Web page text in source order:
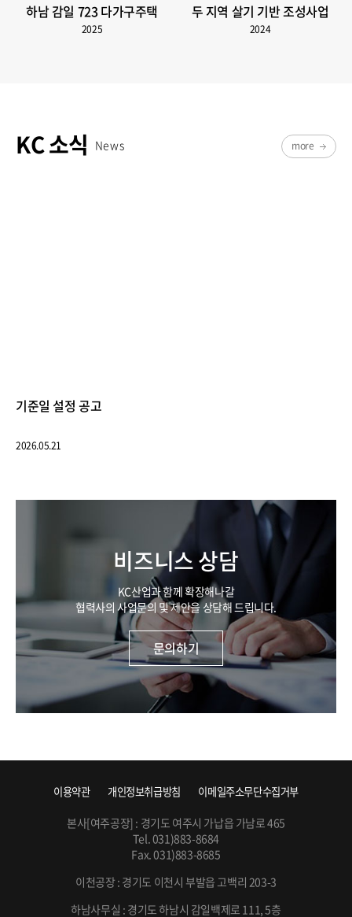
하남 감일 723 다가구주택
2025
두 지역 살기 기반 조성사업
2024
KC 소식 News more
기준일 설정 공고
2026.05.21
비즈니스 상담
KC산업과 함께 확장해나갈
협력사의 사업문의 및 제안을 상담해 드립니다.
문의하기
이용약관 개인정보취급방침 이메일주소무단수집거부
본사[여주공장] : 경기도 여주시 가납읍 가남로 465
Tel. 031)883-8684
Fax. 031)883-8685
이천공장 : 경기도 이천시 부발읍 고백리 203-3
하남사무실 : 경기도 하남시 감일백제로 111, 5층